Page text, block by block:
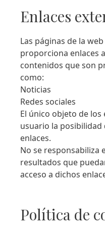
Enlaces
Las páginas de la
proporciona enlaces
contenidos que son
como:
Noticias
Redes sociales
El único objeto de
usuario la posibilidad
enlaces.
No se responsabiliza
resultados que
acceso a dichos
Política de